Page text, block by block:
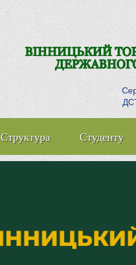
Структура Студенту